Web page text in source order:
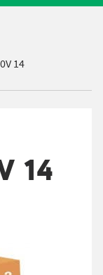
14
14